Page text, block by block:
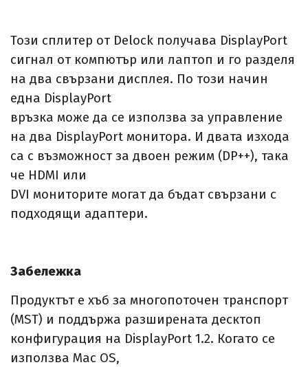
Този сплитер от Delock получава DisplayPort
сигнал от компютър или лаптоп и го разделя
на два свързани дисплея. По този начин
една DisplayPort
връзка може да се използва за управление
на два DisplayPort монитора. И двата изхода
са с възможност за двоен режим (DP++), така
че HDMI или
DVI мониторите могат да бъдат свързани с
подходящи адаптери.
Забележка
Продуктът е хъб за многопоточен транспорт
(MST) и поддържа разширената десктоп
конфигурация на DisplayPort 1.2. Когато се
използва Mac OS,